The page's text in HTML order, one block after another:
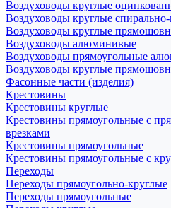
Воздуховоды круглые
Воздуховоды круглые
Воздуховоды круглые
Воздуховоды алюминивые
Воздуховоды прямоугольные
Воздуховоды круглые
Фасонные части (изделия)
Крестовины
Крестовины круглые
Крестовины прямоугольные с
врезками
Крестовины прямоугольные
Крестовины прямоугольные с
Переходы
Переходы прямоугольно-круглые
Переходы прямоугольные